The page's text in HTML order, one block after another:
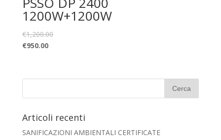
1200W+1200W
€1,200.00
€950.00
Articoli recenti
SANIFICAZIONI AMBIENTALI CERTIFICATE